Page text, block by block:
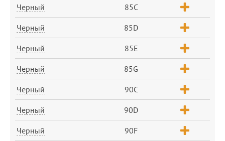
Черный 85C
Черный 85D
Черный 85E
Черный 85G
Черный 90C
Черный 90D
Черный 90F